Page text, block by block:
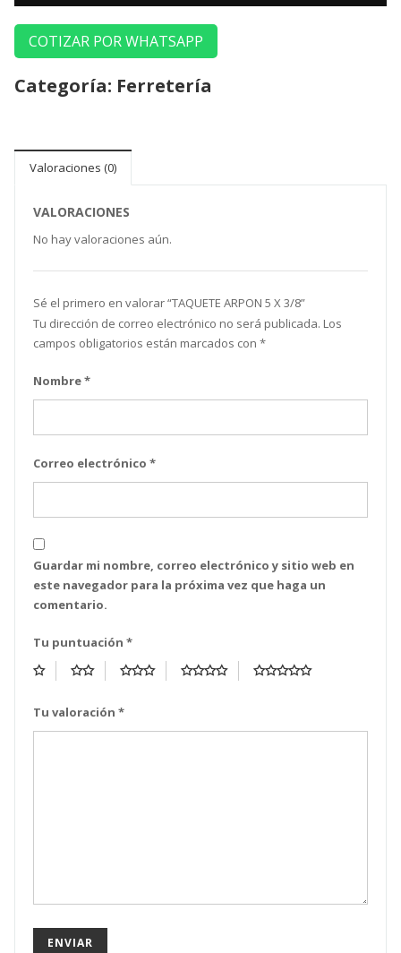
COTIZAR POR WHATSAPP
Categoría: Ferretería
Valoraciones (0)
VALORACIONES
No hay valoraciones aún.
Sé el primero en valorar “ TAQUETE ARPON 5 X 3/8”
Tu dirección de correo electrónico no será publicada. Los
campos obligatorios están marcados con *
Nombre*
Correo electrónico *
Guardar mi nombre, correo electrónico y sitio web en
este navegador para la próxima vez que haga un
comentario.
Tu puntuación *
Tu valoración *